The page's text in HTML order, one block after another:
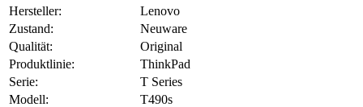
Hersteller:
Lenovo
Zustand:
Neuware
Qualität:
Original
Produktlinie:
ThinkPad
Serie:
T Series
Modell:
T490s